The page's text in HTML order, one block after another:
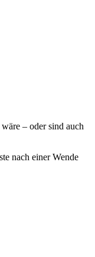
– oder sind auch
nach einer Wende